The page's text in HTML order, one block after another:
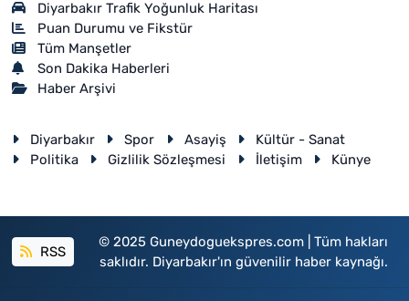
Diyarbakır Trafik Yoğunluk Haritası
Puan Durumu ve Fikstür
Tüm Manşetler
Son Dakika Haberleri
Haber Arşivi
Diyarbakır Spor Asayiş
Kültür - Sanat
Politika
Gizlilik Sözleşmesi İletişim Künye
RSS
© 2025 Guneydoguekspres.com | Tüm hakları
saklıdır. Diyarbakır'ın güvenilir haber kaynağı.